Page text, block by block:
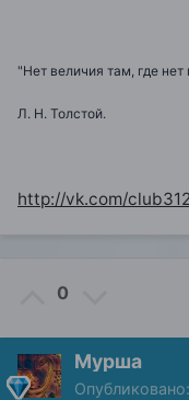
"Нет величия там, где
Л. Н. Толстой.
http://vk.com/
0
Мурша
Опубликовано: